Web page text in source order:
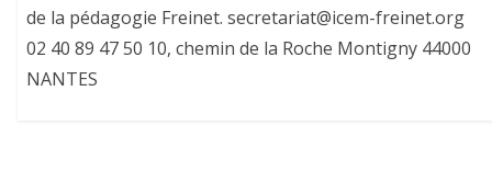
de la pédagogie Freinet. secretariat@icem-freinet.org
02 40 89 47 50 10, chemin de la Roche Montigny 44000
NANTES